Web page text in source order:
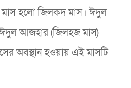
মাস হলো জিলকদ মাস। ঈদুল
আজহার (জিলহজ মাস)
অবস্থান হওয়ায় এই মাসটি